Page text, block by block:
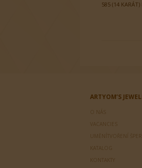
585 (14
ARTYOM’S
O NÁS
VACANCIES
UMĚNÍTVOŘENÍ
KATALOG
KONTAKTY